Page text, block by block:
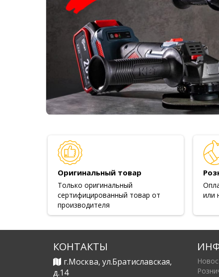
Оригинальный товар
Только оригинальный
сертифицированный товар от
производителя
или
КОНТАКТЫ
г.Москва, ул.Братиславская,
д.14